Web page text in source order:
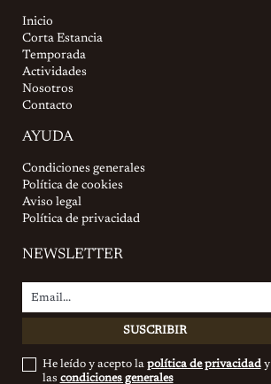
Inicio
Corta Estancia
Temporada
Actividades
Nosotros
Contacto
AYUDA
Condiciones generales
Política de cookies
Aviso legal
Política de privacidad
NEWSLETTER
He leído y acepto la política de privacidady
las condiciones generales